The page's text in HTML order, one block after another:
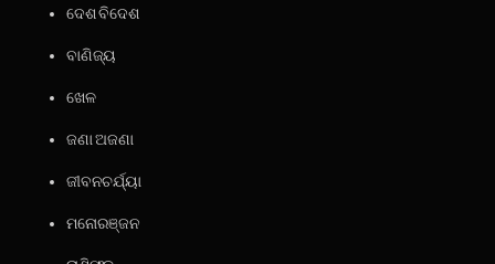
ଦେଶ ବିଦେଶ
ବାଣିଜ୍ୟ
ଖେଳ
ଜଣା ଅଜଣା
ଜୀବନଚର୍ଯ୍ୟା
ମନୋରଞ୍ଜନ